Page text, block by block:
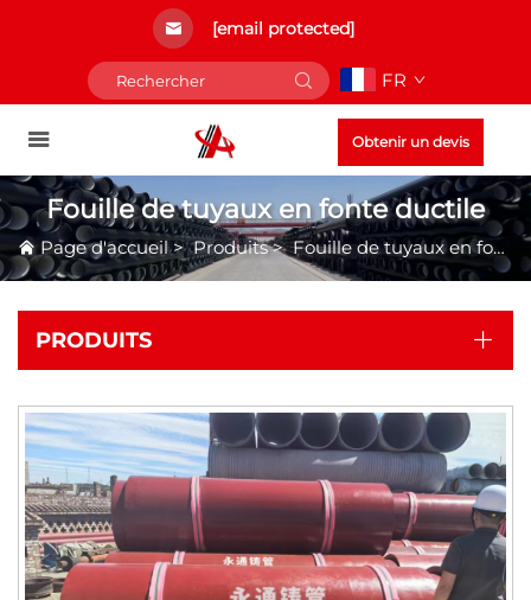
[email protected]
FR
Obtenir un devis
Fouille de tuyaux en fonte ductile
Page d'accueil>Produits>Fouille de tuyaux en fonte ductile
PRODUITS